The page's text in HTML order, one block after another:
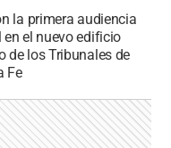
la primera audiencia
en el nuevo edificio
de los Tribunales de
Fe